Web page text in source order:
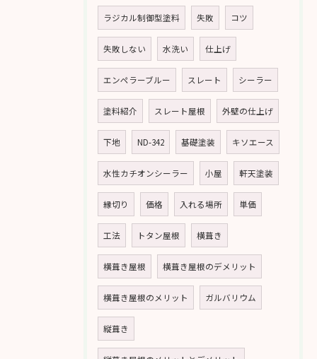
ラジカル制御型塗料 失敗 コツ
失敗しない 水洗い 仕上げ
エンペラーブルー スレート シーラー
塗料紹介 スレート屋根 外壁の仕上げ
下地 ND-342 基礎塗装 キソエース
水性カチオンシーラー 小屋 軒天塗装
縁切り 価格 入れる場所 単価
工法 トタン屋根 横葺き
横葺き屋根 横葺き屋根のデメリット
横葺き屋根のメリット ガルバリウム
縦葺き